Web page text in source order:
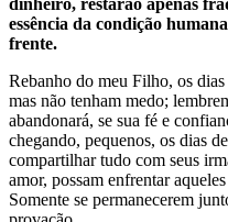
dinheiro, restarão apenas
essência da condição
frente.
Rebanho do meu Filho, os
mas não tenham medo;
abandonará, se sua fé e
chegando, pequenos, os dias
compartilhar tudo com seus
amor, possam enfrentar
Somente se permanecerem